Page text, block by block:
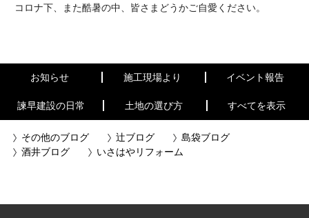
コロナ下、また酷暑の中、皆さまどうかご自愛ください。
お知らせ 施工現場より イベント報告
諫早建設の日常 土地の選び方 すべてを表示
その他のブログ 辻ブログ
島袋ブログ
酒井ブログ
いさはやリフォーム